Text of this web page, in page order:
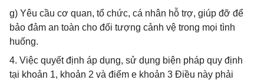
g) Yêu cầu cơ quan, tổ chức, cá nhân hỗ trợ, giúp đỡ để
bảo đảm an toàn cho đối tượng cảnh vệ trong mọi tình
huống.
4. Việc quyết định áp dụng, sử dụng biện pháp quy định
tại khoản 1, khoản 2 và điểm e khoản 3 Điều này phải